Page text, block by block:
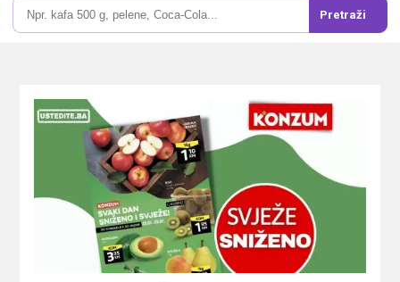
Pretraži